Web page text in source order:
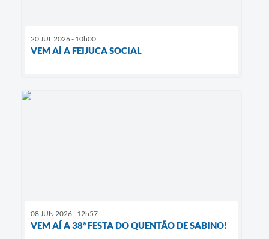
20 JUL 2026 - 10h00
VEM AÍ A FEIJUCA SOCIAL
08 JUN 2026 - 12h57
VEM AÍ A 38ª FESTA DO QUENTÃO DE SABINO!